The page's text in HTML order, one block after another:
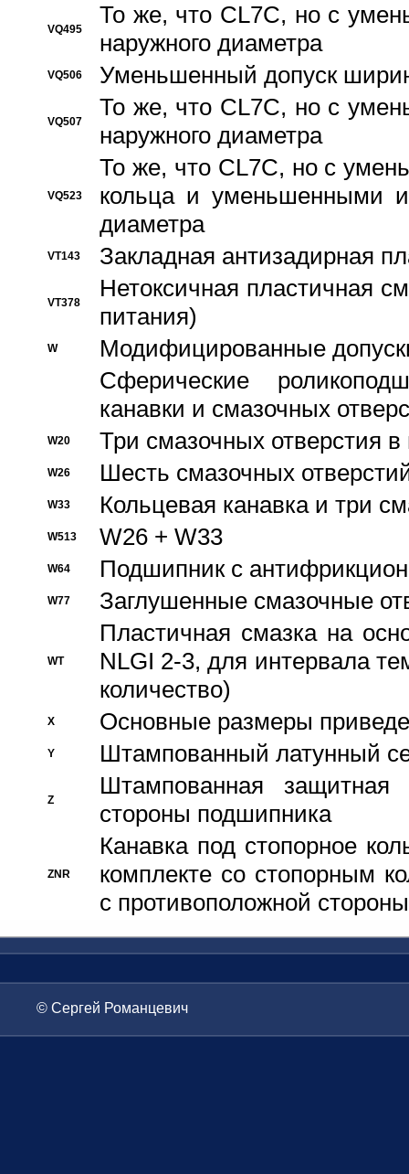
VQ495
То же, что CL7C, но с
наружного диаметра
VQ506 Уменьшенный допуск
VQ507
То же, что CL7C, но с
наружного диаметра
VQ523
То же, что CL7C, но с
кольца и уменьшенными
диаметра
VT143 Закладная антизадирная
VT378
Нетоксичная пластичная
питания)
W
Модифицированные
Сферические
канавки и смазочных
W20 Три смазочных отверстия
W26 Шесть смазочных
W33 Кольцевая канавка и три
W513 W26 + W33
W64 Подшипник с
W77 Заглушенные смазочные
WT
Пластичная смазка на
NLGI 2-3, для интервала
количество)
X Основные размеры
Y Штампованный латунный
Z
Штампованная
стороны подшипника
ZNR
Канавка под стопорное
комплекте со стопорным
с противоположной стороны
© Сергей Романцевич